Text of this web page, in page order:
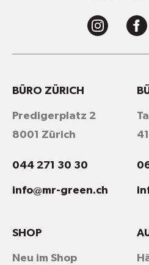
BÜRO ZÜRICH
Predigerplatz 2
8001 Zürich
044 271 30 30
info@mr-green.ch
SHOP
Neu im Shop